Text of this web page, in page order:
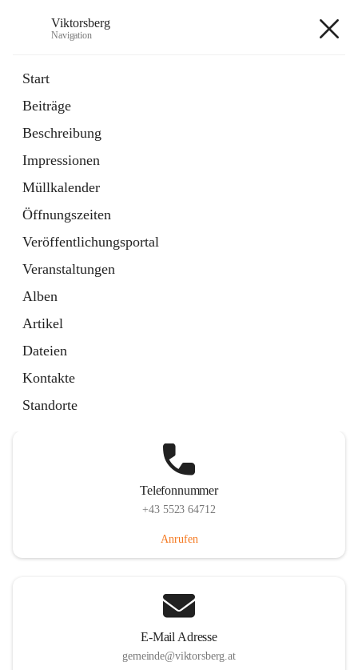
Viktorsberg
Navigation
Start
Beiträge
Beschreibung
Impressionen
Müllkalender
Öffnungszeiten
Veröffentlichungsportal
Veranstaltungen
Alben
Artikel
Dateien
Kontakte
Standorte
1 Schnellzugriff
Bürgerservice
10 Schnellzugriffe
Telefonnummer
+43 5523 64712
Anrufen
E-Mail Adresse
gemeinde@viktorsberg.at